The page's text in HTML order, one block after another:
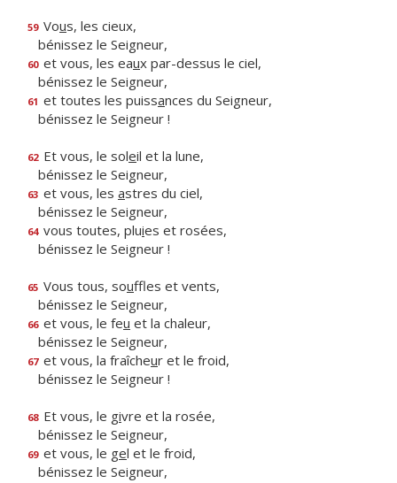
59 Vous, les cieux,
bénissez le Seigneur,
60 et vous, les eaux par-dessus le ciel,
bénissez le Seigneur,
61 et toutes les puissances du Seigneur,
bénissez le Seigneur !
62 Et vous, le soleil et la lune,
bénissez le Seigneur,
63 et vous, les astres du ciel,
bénissez le Seigneur,
64 vous toutes, pluies et rosées,
bénissez le Seigneur !
65 Vous tous, souffles et vents,
bénissez le Seigneur,
66 et vous, le feu et la chaleur,
bénissez le Seigneur,
67 et vous, la fraîcheur et le froid,
bénissez le Seigneur !
68 Et vous, le givre et la rosée,
bénissez le Seigneur,
69 et vous, le gel et le froid,
bénissez le Seigneur,